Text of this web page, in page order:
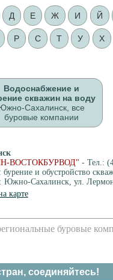
Д Е Ж И Й
Р С Т У Х
Водоснабжение и
скважин на воду
Сахалинск, все
буровые компании
ВОСТОКБУРВОД" - Тел.:
и обустройство
Южно-Сахалинск, ул.
карте
буровые
соединяйтесь!